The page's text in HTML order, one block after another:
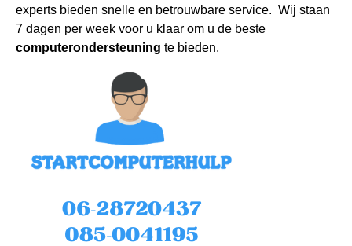
experts bieden snelle en betrouwbare service. Wij staan
7 dagen per week voor u klaar om u de beste
computerondersteuning te bieden.